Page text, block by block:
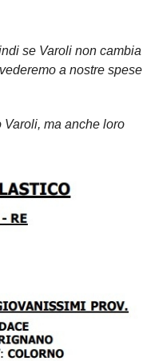
se Varoli non cambia
a nostre spese
ma anche loro